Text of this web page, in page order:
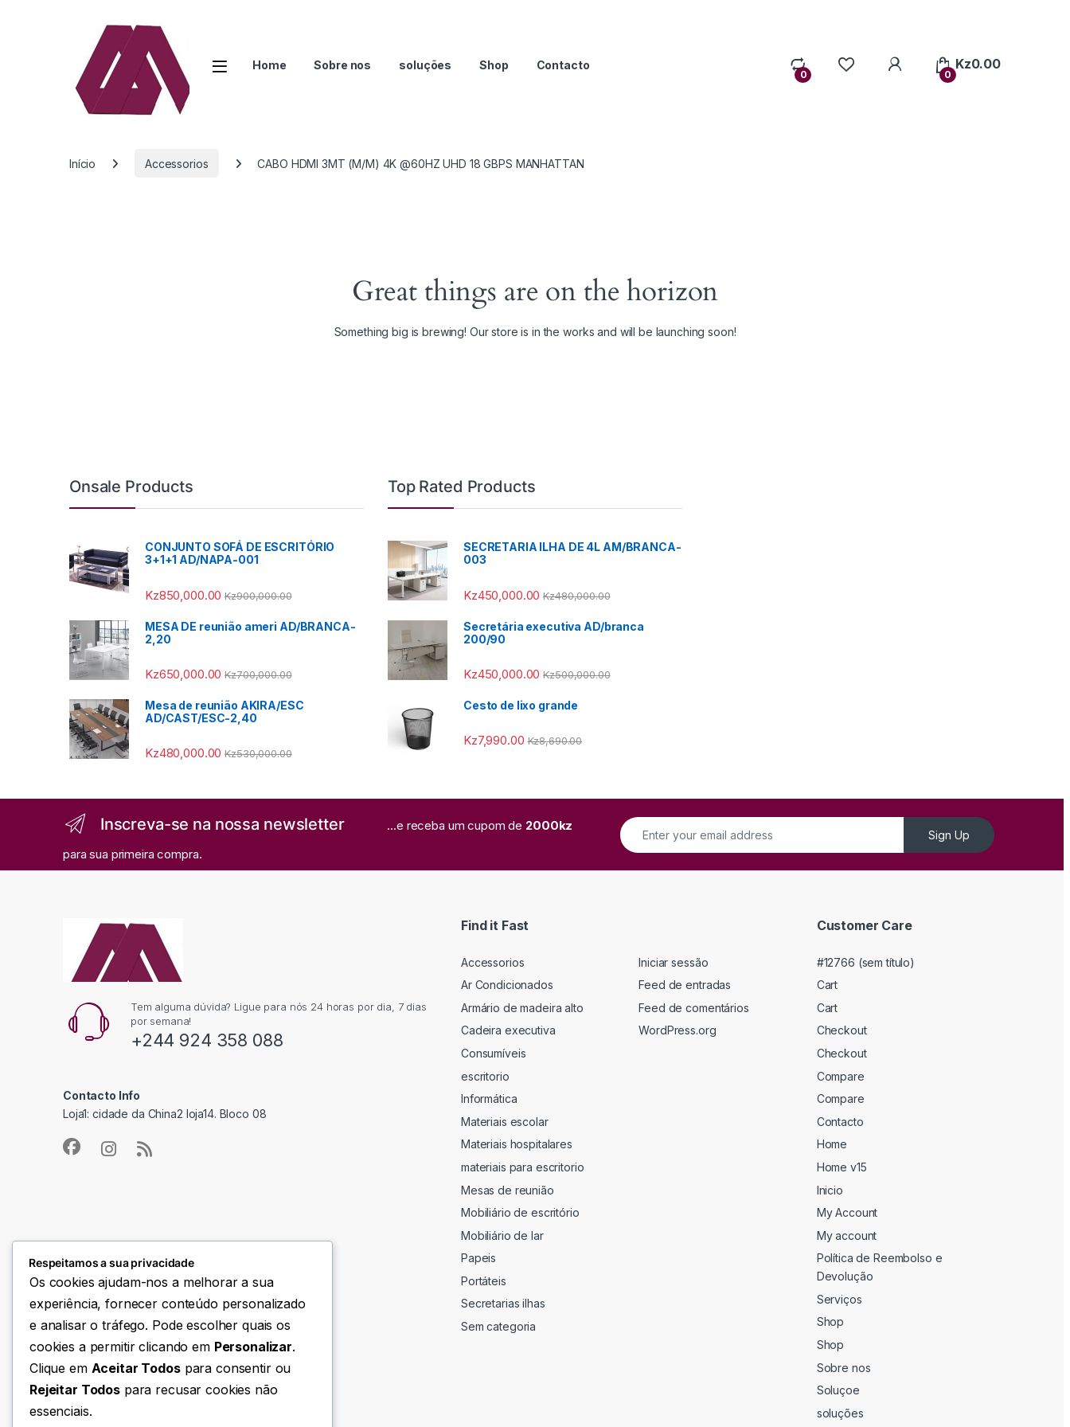
Open Home Sobre nos soluções Shop Contacto
0
My Account
0
Kz0.00
Início Accessorios CABO HDMI 3MT (M/M) 4K @60HZ UHD 18 GBPS MANHATTAN
Great things are on the horizon
Something big is brewing! Our store is in the works and will be launching soon!
Onsale Products
CONJUNTO SOFÁ DE ESCRITÓRIO
3+1+1 AD/NAPA-001
Kz850,000.00 Kz900,000.00
MESA DE reunião ameri AD/BRANCA-
2,20
Kz650,000.00 Kz700,000.00
Mesa de reunião AKIRA/ESC
AD/CAST/ESC-2,40
Kz480,000.00 Kz530,000.00
Top Rated Products
SECRETARIA ILHA DE 4L AM/BRANCA-
003
Kz450,000.00 Kz480,000.00
Secretária executiva AD/branca
200/90
Kz450,000.00 Kz500,000.00
Cesto de lixo grande
Kz7,990.00 Kz8,690.00
Inscreva-se na nossa newsletter ...e receba um cupom de 2000kz
para sua primeira compra.
Sign Up
Tem alguma dúvida? Ligue para nós 24 horas por dia, 7 dias
por semana!
+244 924 358 088
Contacto Info
Loja1: cidade da China2 loja14. Bloco 08
Find it Fast
Accessorios
Ar Condicionados
Armário de madeira alto
Cadeira executiva
Consumíveis
escritorio
Informática
Materiais escolar
Materiais hospitalares
materiais para escritorio
Mesas de reunião
Mobiliário de escritório
Mobiliário de lar
Papeis
Portáteis
Secretarias ilhas
Sem categoria
Iniciar sessão
Feed de entradas
Feed de comentários
WordPress.org
Customer Care
#12766 (sem título)
Cart
Cart
Checkout
Checkout
Compare
Compare
Contacto
Home
Home v15
Inicio
My Account
My account
Política de Reembolso e
Devolução
Serviços
Shop
Shop
Sobre nos
Soluçoe
soluções
Respeitamos a sua privacidade
Os cookies ajudam-nos a melhorar a sua
experiência, fornecer conteúdo personalizado
e analisar o tráfego. Pode escolher quais os
cookies a permitir clicando em Personalizar.
Clique em Aceitar Todospara consentir ou
Rejeitar Todos para recusar cookies não
essenciais.